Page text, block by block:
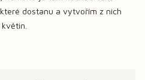
dostanu a vytvořím z nich